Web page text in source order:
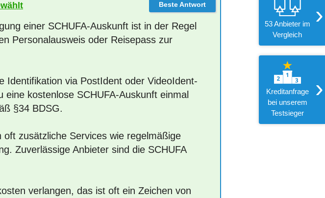
53 Anbieter im
Vergleich
›
Kreditanfrage
bei unserem
Testsieger
›
einer SCHUFA-Auskunft ist in der Regel
Personalausweis oder Reisepass zur
Identifikation via PostIdent oder VideoIdent-
kostenlose SCHUFA-Auskunft einmal
§34 BDSG.
zusätzliche Services wie regelmäßige
Zuverlässige Anbieter sind die SCHUFA
verlangen, das ist oft ein Zeichen von